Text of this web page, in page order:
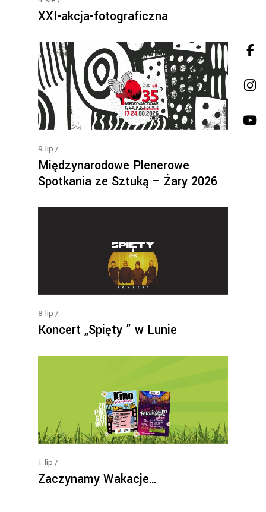
XXI-akcja-fotograficzna
9 lip
Międzynarodowe Plenerowe
Spotkania ze Sztuką – Żary 2026
8 lip
Koncert „Spięty ” w Lunie
1 lip
Zaczynamy Wakacje…